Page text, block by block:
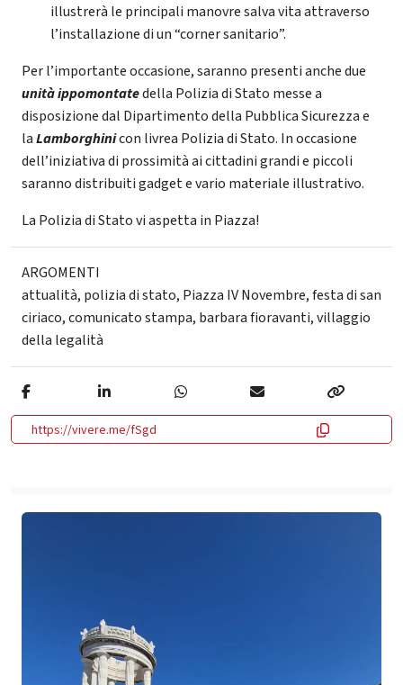
illustrerà le principali manovre salva vita attraverso
l’installazione di un “corner sanitario”.
Per l’importante occasione, saranno presenti anche due
unità ippomontatedella Polizia di Stato messe a
disposizione dal Dipartimento della Pubblica Sicurezza e
laLamborghinicon livrea Polizia di Stato. In occasione
dell’iniziativa di prossimità ai cittadini grandi e piccoli
saranno distribuiti gadget e vario materiale illustrativo.
La Polizia di Stato vi aspetta in Piazza!
ARGOMENTI
attualità, polizia di stato, Piazza IV Novembre,festa di san
ciriaco,comunicato stampa, barbara fioravanti,villaggio
della legalità
https://vivere.me/fSgd